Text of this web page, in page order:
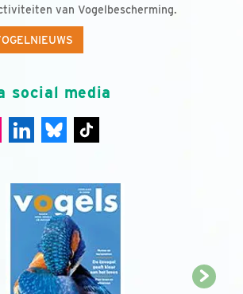
van Vogelbescherming.
social media